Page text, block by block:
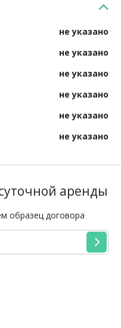
не указано
не указано
не указано
не указано
не указано
не указано
аренды
образец договора